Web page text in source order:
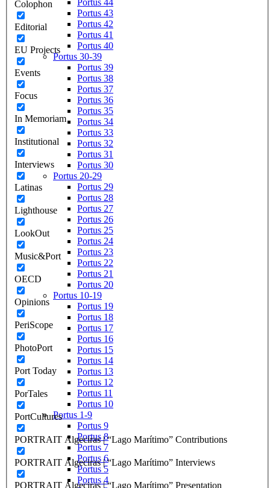
Colophon
Editorial
EU Projects
Events
Focus
In Memoriam
Institutional
Interviews
Latinas
Lighthouse
LookOut
Music&Port
OECD
Opinions
PeriScope
PhotoPort
Port Today
PorTales
PortCultures
PORTRAIT Algeciras | “Lago Marítimo” Contributions
PORTRAIT Algeciras | “Lago Marítimo” Interviews
PORTRAIT Algeciras | “Lago Marítimo” Presentation
Portus 44
Portus 43
Portus 42
Portus 41
Portus 40
Portus 30-39
Portus 39
Portus 38
Portus 37
Portus 36
Portus 35
Portus 34
Portus 33
Portus 32
Portus 31
Portus 30
Portus 20-29
Portus 29
Portus 28
Portus 27
Portus 26
Portus 25
Portus 24
Portus 23
Portus 22
Portus 21
Portus 20
Portus 10-19
Portus 19
Portus 18
Portus 17
Portus 16
Portus 15
Portus 14
Portus 13
Portus 12
Portus 11
Portus 10
Portus 1-9
Portus 9
Portus 8
Portus 7
Portus 6
Portus 5
Portus 4